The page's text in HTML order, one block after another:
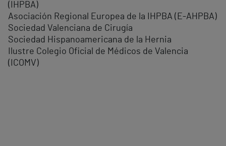
(IHPBA)
Asociación Regional Europea de la IHPBA (E-AHPBA)
Sociedad Valenciana de Cirugía
Sociedad Hispanoamericana de la Hernia
Ilustre Colegio Oficial de Médicos de Valencia
(ICOMV)